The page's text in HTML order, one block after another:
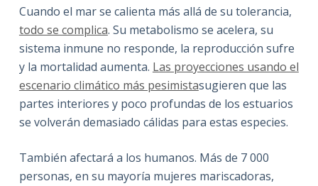
Cuando el mar se calienta más allá de su tolerancia,
todo se complica. Su metabolismo se acelera, su
sistema inmune no responde, la reproducción sufre
y la mortalidad aumenta. Las proyecciones usando el
escenario climático más pesimistasugieren que las
partes interiores y poco profundas de los estuarios
se volverán demasiado cálidas para estas especies.
También afectará a los humanos. Más de 7 000
personas, en su mayoría mujeres mariscadoras,